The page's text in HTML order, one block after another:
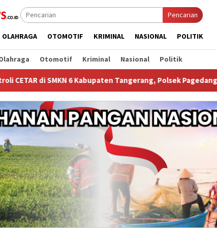
Pencarian
OLAHRAGA OTOMOTIF KRIMINAL NASIONAL POLITIK
Otomotif Kriminal Nasional Politik
Kabupaten Tangerang, Polsek Pagedangan Perkuat